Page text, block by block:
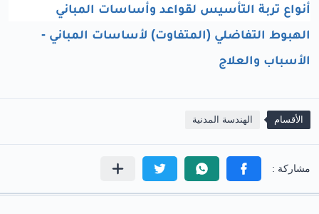
أنواع تربة التأسيس لقواعد وأساسات المباني
الهبوط التفاضلي (المتفاوت) لأساسات المباني -
الأسباب والعلاج
الأقسام الهندسة المدنية